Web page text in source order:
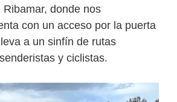
donde nos
con un acceso por la puerta
a un sinfín de rutas
y ciclistas.